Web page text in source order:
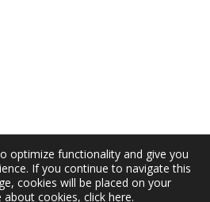
optimize functionality and give you
If you continue to navigate this
cookies will be placed on your
about cookies, click here.